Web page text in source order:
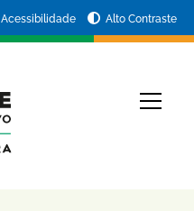
Acessibilidade Alto Contraste